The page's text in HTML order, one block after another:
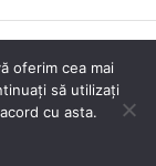
reserved.
oferim cea mai
să utilizați
cu asta.